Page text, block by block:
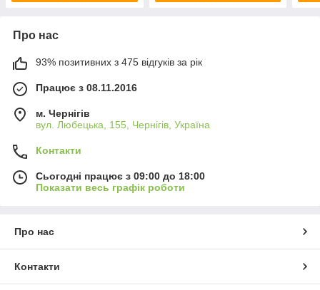
Про нас
93% позитивних з 475 відгуків за рік
Працює з 08.11.2016
м. Чернігів
вул. Любецька, 155, Чернігів, Україна
Контакти
Сьогодні працює з 09:00 до 18:00
Показати весь графік роботи
Про нас
Контакти